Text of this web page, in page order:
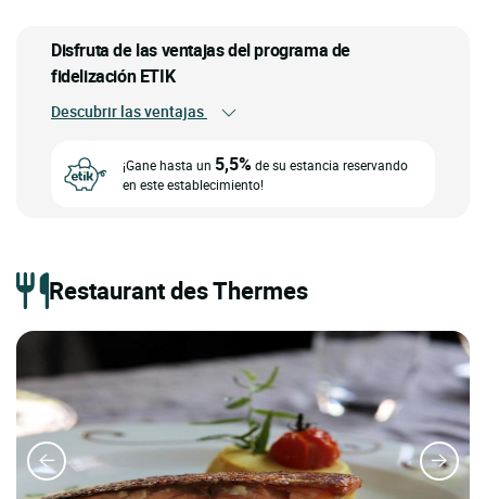
Disfruta de las ventajas del programa de
fidelización ETIK
Descubrir las ventajas
¡Gane hasta un 5,5%de su estancia reservando
en este establecimiento!
Restaurant des Thermes